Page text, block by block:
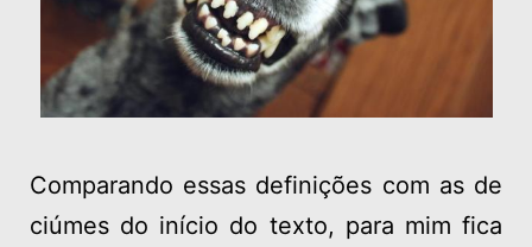
Comparando essas definições com as de
ciúmes do início do texto, para mim fica